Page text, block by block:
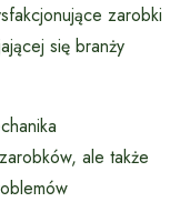
zarobki
się branży
ale także